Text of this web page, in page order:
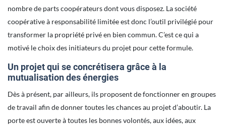
nombre de parts coopérateurs dont vous disposez. La société
coopérative à responsabilité limitée est donc l’outil privilégié pour
transformer la propriété privé en bien commun. C’est ce qui a
motivé le choix des initiateurs du projet pour cette formule.
Un projet qui se concrétisera grâce à la
mutualisation des énergies
Dès à présent, par ailleurs, ils proposent de fonctionner en groupes
de travail afin de donner toutes les chances au projet d’aboutir. La
porte est ouverte à toutes les bonnes volontés, aux idées, aux